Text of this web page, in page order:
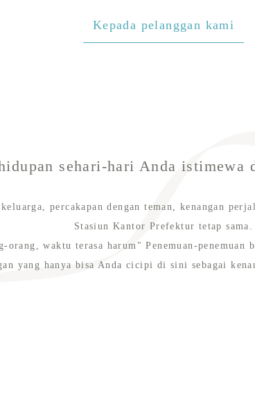
Kepada pelanggan kami
sehari-hari Anda istimewa
percakapan dengan teman, kenangan
Stasiun Kantor Prefektur tetap sama.
waktu terasa harum" Penemuan-penemuan
yang hanya bisa Anda cicipi di sini sebagai